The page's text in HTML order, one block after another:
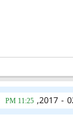
11:25 PM